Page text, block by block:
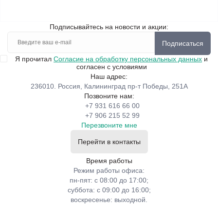
Подписывайтесь на новости и акции:
Подписаться
Я прочитал Согласие на обработку персональных данных и
согласен с условиями
Наш адрес:
236010. Россия, Калининград пр-т Победы, 251А
Позвоните нам:
+7 931 616 66 00
+7 906 215 52 99
Перезвоните мне
Перейти в контакты
Время работы
Режим работы офиса:
пн-пят: с 08:00 до 17:00;
суббота: с 09:00 до 16:00;
воскресенье: выходной.